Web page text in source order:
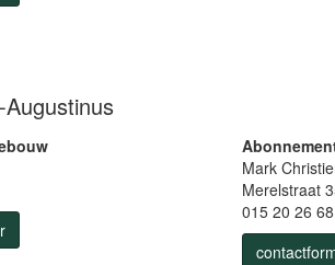
Mark
Merelstraat
015 20 26 68